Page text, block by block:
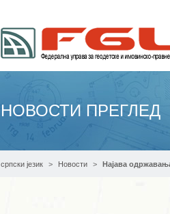
НОВОСТИ ПРЕГЛЕД
српски језик Новости Најава